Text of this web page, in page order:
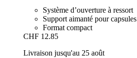
Système d’ouverture à ressort
Support aimanté pour capsules
Format compact
CHF 12.85
Livraison jusqu'au 25 août